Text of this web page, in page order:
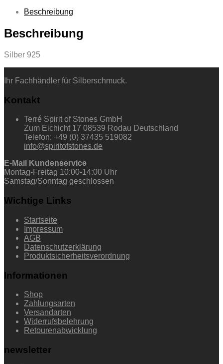
Beschreibung
Beschreibung
Silber 925
Ihr Fachhändler für Silberschmuck.
Kontakt
Terré Spirit of Stones GmbH
Zum Eichicht 17 08539 Rodau Deutschland
Telefon: +49 (0) 37435 519082
info@spiritofstones.de
E-Mail Kundenservice
Montag-Freitag 10:00-14:00 Uhr
Samstag/Sonntag geschlossen
Wichtige Links
Startseite
Impressum
AGB
Datenschutzerklärung
Produktsicherheitsverordnung
Informationen
Shop
Zahlungsarten
Versandarten
Widerrufsbelehrung
Retourenabwicklung
newsletter